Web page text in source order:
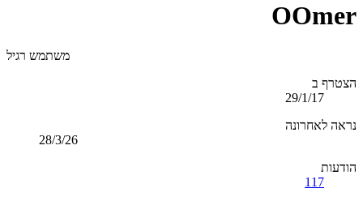
OOmer
משתמש רגיל
הצטרף ב
29/1/17
נראה לאחרונה
28/3/26
הודעות
117